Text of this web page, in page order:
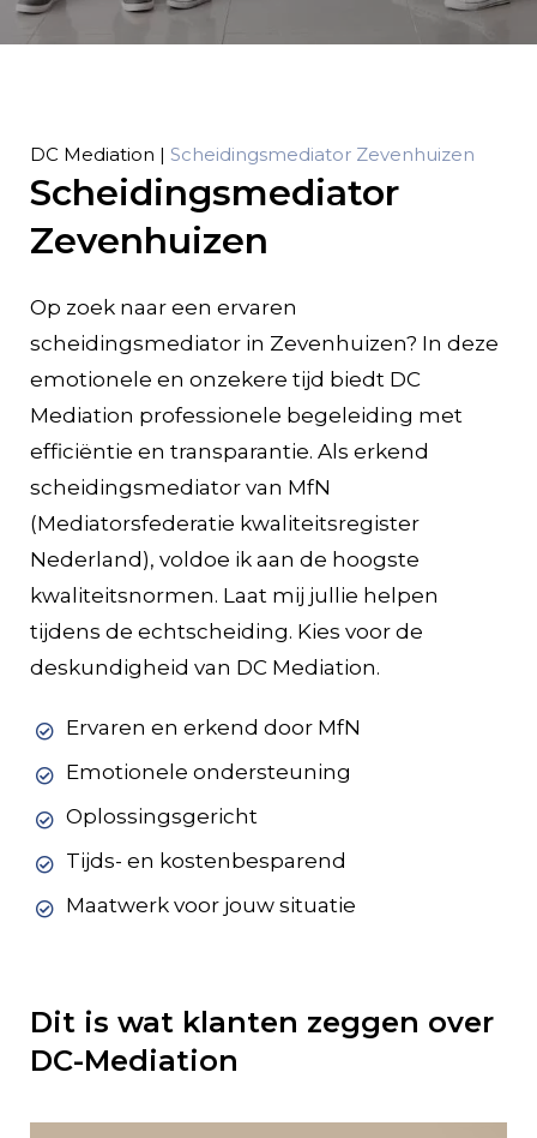
DC Mediation | Scheidingsmediator Zevenhuizen
Scheidingsmediator
Zevenhuizen
Op zoek naar een ervaren
scheidingsmediator in Zevenhuizen? In deze
emotionele en onzekere tijd biedt DC
Mediation professionele begeleiding met
efficiëntie en transparantie. Als erkend
scheidingsmediator van MfN
(Mediatorsfederatie kwaliteitsregister
Nederland), voldoe ik aan de hoogste
kwaliteitsnormen. Laat mij jullie helpen
tijdens de echtscheiding. Kies voor de
deskundigheid van DC Mediation.
Ervaren en erkend door MfN
Emotionele ondersteuning
Oplossingsgericht
Tijds- en kostenbesparend
Maatwerk voor jouw situatie
Dit is wat klanten zeggen over
DC-Mediation